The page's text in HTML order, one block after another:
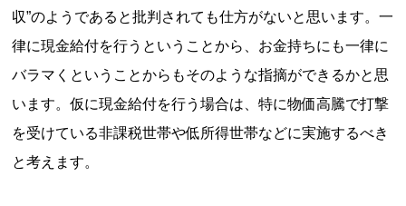
収”のようであると批判されても仕方がないと思います。一
律に現金給付を行うということから、お金持ちにも一律に
バラマくということからもそのような指摘ができるかと思
います。仮に現金給付を行う場合は、特に物価高騰で打撃
を受けている非課税世帯や低所得世帯などに実施するべき
と考えます。